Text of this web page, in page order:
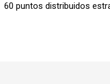
60 puntos distribuidos